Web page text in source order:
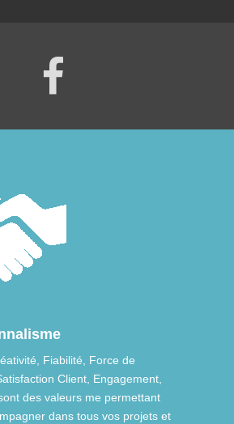
Fiabilité, Force de
Client, Engagement,
des valeurs me permettant
dans tous vos projets et